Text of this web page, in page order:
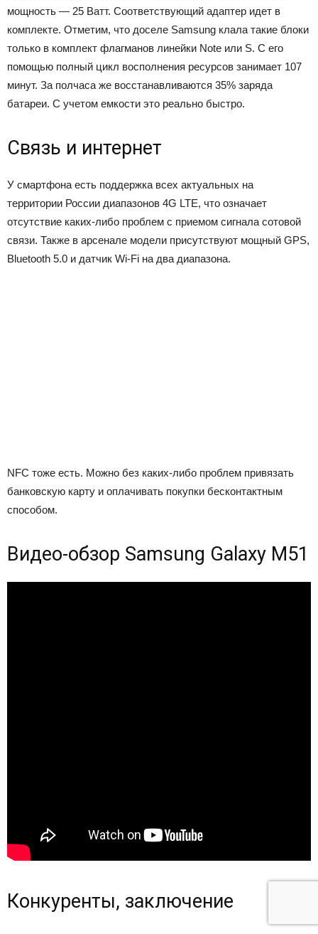
мощность — 25 Ватт. Соответствующий адаптер идет в
комплекте. Отметим, что доселе Samsung клала такие блоки
только в комплект флагманов линейки Note или S. С его
помощью полный цикл восполнения ресурсов занимает 107
минут. За полчаса же восстанавливаются 35% заряда
батареи. С учетом емкости это реально быстро.
Связь и интернет
У смартфона есть поддержка всех актуальных на
территории России диапазонов 4G LTE, что означает
отсутствие каких-либо проблем с приемом сигнала сотовой
связи. Также в арсенале модели присутствуют мощный GPS,
Bluetooth 5.0 и датчик Wi-Fi на два диапазона.
NFC тоже есть. Можно без каких-либо проблем привязать
банковскую карту и оплачивать покупки бесконтактным
способом.
Видео-обзор Samsung Galaxy M51
Конкуренты, заключение